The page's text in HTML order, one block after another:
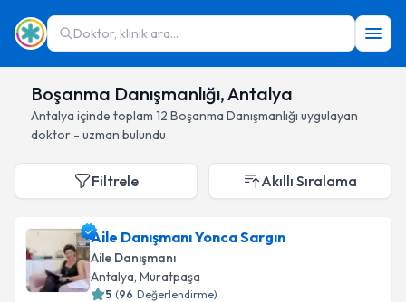
Doktor, klinik ara...
Boşanma Danışmanlığı, Antalya
Antalya içinde toplam 12 Boşanma Danışmanlığı uygulayan
doktor - uzman bulundu
Filtrele Akıllı Sıralama
Aile Danışmanı Yonca Sargın
Aile Danışmanı
Antalya, Muratpaşa
5 (96 Değerlendirme)